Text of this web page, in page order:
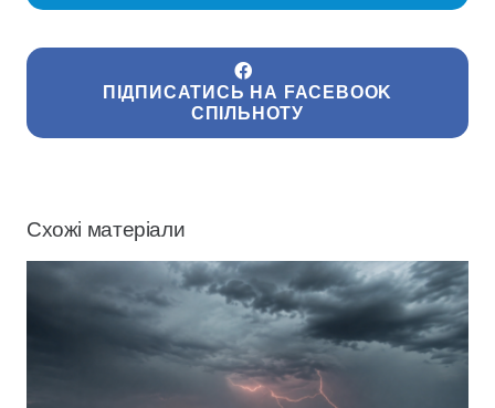
ПІДПИСАТИСЬ НА FACEBOOK
СПІЛЬНОТУ
Схожі матеріали